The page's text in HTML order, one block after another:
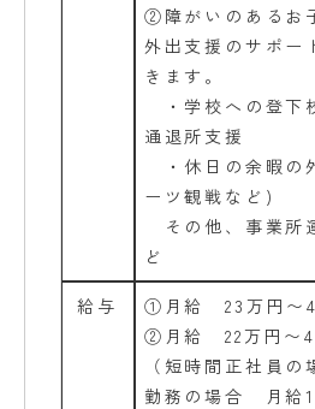
②障がいのあるお
外出支援のサポー
きます。
・学校への登下
通退所支援
・休日の余暇の
ーツ観戦など)
その他、事業所
ど
給与
①月給 23万円〜
②月給 22万円〜
（短時間正社員
勤務の場合 月給